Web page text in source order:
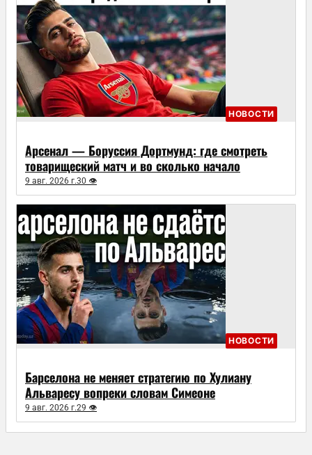
НОВОСТИ
Арсенал — Боруссия Дортмунд: где смотреть
товарищеский матч и во сколько начало
9 авг. 2026 г.30 👁
НОВОСТИ
Барселона не меняет стратегию по Хулиану
Альваресу вопреки словам Симеоне
9 авг. 2026 г.29 👁